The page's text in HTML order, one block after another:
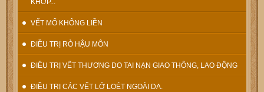
KHỚP...
VẾT MỔ KHÔNG LIỀN
ĐIỀU TRỊ RÒ HẬU MÔN
ĐIỀU TRỊ VẾT THƯƠNG DO TAI NẠN GIAO THÔNG, LAO ĐỘNG
ĐIỀU TRỊ CÁC VẾT LỞ LOÉT NGOÀI DA.